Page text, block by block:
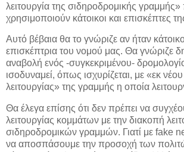
λειτουργία της σιδηροδρομικής
χρησιμοποιούν κάτοικοι και επισκέπτες
Αυτό βέβαια θα το γνώριζε αν ήταν
επισκέπτρια του νομού μας. Θα γνώριζε
αναβολή ενός -συγκεκριμένου-
ισοδυναμεί, όπως ισχυρίζεται, με «εκ
λειτουργίας» της γραμμής η οποία
Θα έλεγα επίσης ότι δεν πρέπει να
λειτουργίας κομμάτων με την διακοπή
σιδηροδρομικών γραμμών. Γιατί με fake
να αποσπάσουμε την προσοχή των